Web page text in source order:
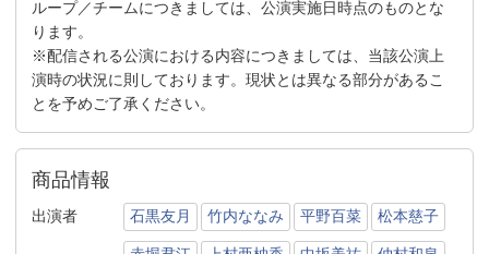
ループ／チームにつきましては、公演実施日時点のものとな
ります。
※配信される公演における内容につきましては、当該公演上
演時の状況に則しております。現状とは異なる部分があるこ
とを予めご了承ください。
商品情報
出演者 石黒友月 竹内ななみ 平野百菜 松本慈子